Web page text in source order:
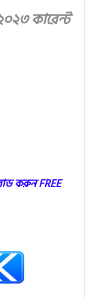
কারেন্ট
করুন FREE